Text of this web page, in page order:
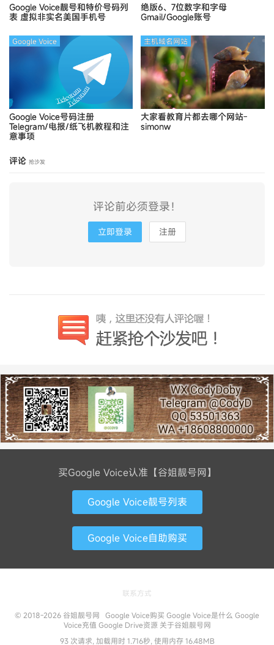
Google Voice靓号和特价号码列
表 虚拟非实名美国手机号
绝版6、7位数字和字母
Gmail/Google账号
Google Voice号码注册
Telegram/电报/纸飞机教程和注
意事项
Google Voice
大家看教育片都去哪个网站-
simonw
主机域名网站
评论 抢沙发
评论前必须登录！
立即登录 注册
买Google Voice认准【谷姐靓号网】
Google Voice靓号列表
Google Voice自助购买
联系方式
© 2018-2026 谷姐靓号网 Google Voice购买 Google Voice是什么 Google
Voice充值 Google Drive资源 关于谷姐靓号网
93 次请求, 加载用时 1.716秒, 使用内存 16.48MB